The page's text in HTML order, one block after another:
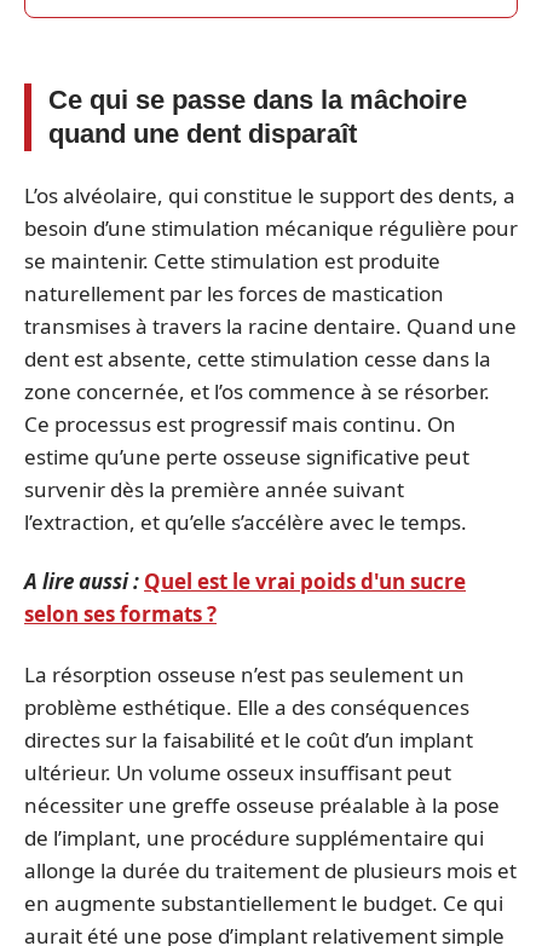
Ce qui se passe dans la mâchoire
quand une dent disparaît
L’os alvéolaire, qui constitue le support des dents, a
besoin d’une stimulation mécanique régulière pour
se maintenir. Cette stimulation est produite
naturellement par les forces de mastication
transmises à travers la racine dentaire. Quand une
dent est absente, cette stimulation cesse dans la
zone concernée, et l’os commence à se résorber.
Ce processus est progressif mais continu. On
estime qu’une perte osseuse significative peut
survenir dès la première année suivant
l’extraction, et qu’elle s’accélère avec le temps.
A lire aussi : Quel est le vrai poids d'un sucre
selon ses formats ?
La résorption osseuse n’est pas seulement un
problème esthétique. Elle a des conséquences
directes sur la faisabilité et le coût d’un implant
ultérieur. Un volume osseux insuffisant peut
nécessiter une greffe osseuse préalable à la pose
de l’implant, une procédure supplémentaire qui
allonge la durée du traitement de plusieurs mois et
en augmente substantiellement le budget. Ce qui
aurait été une pose d’implant relativement simple